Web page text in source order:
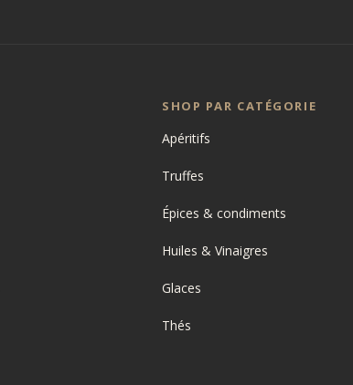
SHOP PAR CATÉGORIE
Apéritifs
Truffes
Épices & condiments
Huiles & Vinaigres
Glaces
Thés